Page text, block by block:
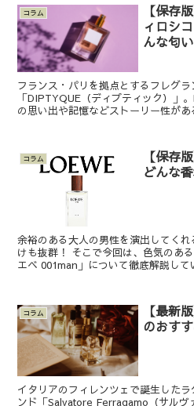
コラム
【保存
ィロシ
んな匂
フランス・パリを拠点とするフレグラ
「DIPTYQUE（ディプティック）」
の思い出や記憶などストーリー性が
コラム
【保存
どんな
余裕のある大人の男性を演出してく
けも抜群！ そこで今回は、色気のあ
エベ 001man」について徹底解説し
コラム
【最新
のおす
イタリアのフィレンツェで誕生した
ンド「Salvatore Ferragamo（サルヴ